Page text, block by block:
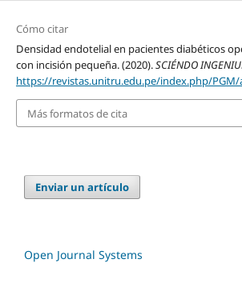
Cómo citar
Densidad endotelial en pacientes diabéticos
con incisión pequeña. (2020).SCIÉNDO
https://revistas.unitru.edu.pe/index.php/
Más formatos de cita
Enviar un artículo
Open Journal Systems